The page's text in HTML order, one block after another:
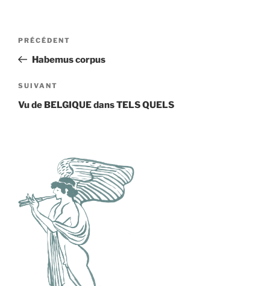
Navigation
l’article
Article
précédent
PRÉCÉDENT
Habemus corpus
Article
suivant
SUIVANT
Vu de BELGIQUE dans TELS QUELS